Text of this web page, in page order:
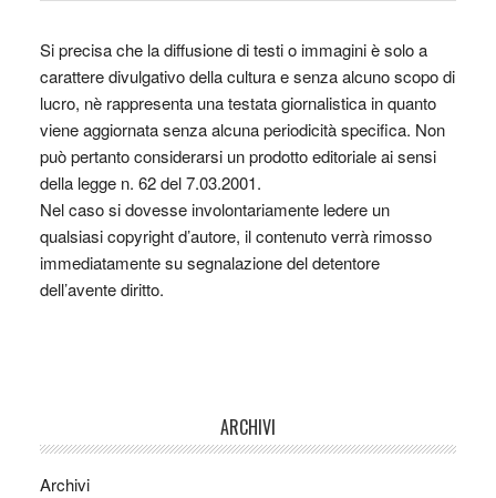
Si precisa che la diffusione di testi o immagini è solo a
carattere divulgativo della cultura e senza alcuno scopo di
lucro, nè rappresenta una testata giornalistica in quanto
viene aggiornata senza alcuna periodicità specifica. Non
può pertanto considerarsi un prodotto editoriale ai sensi
della legge n. 62 del 7.03.2001.
Nel caso si dovesse involontariamente ledere un
qualsiasi copyright d’autore, il contenuto verrà rimosso
immediatamente su segnalazione del detentore
dell’avente diritto.
ARCHIVI
Archivi